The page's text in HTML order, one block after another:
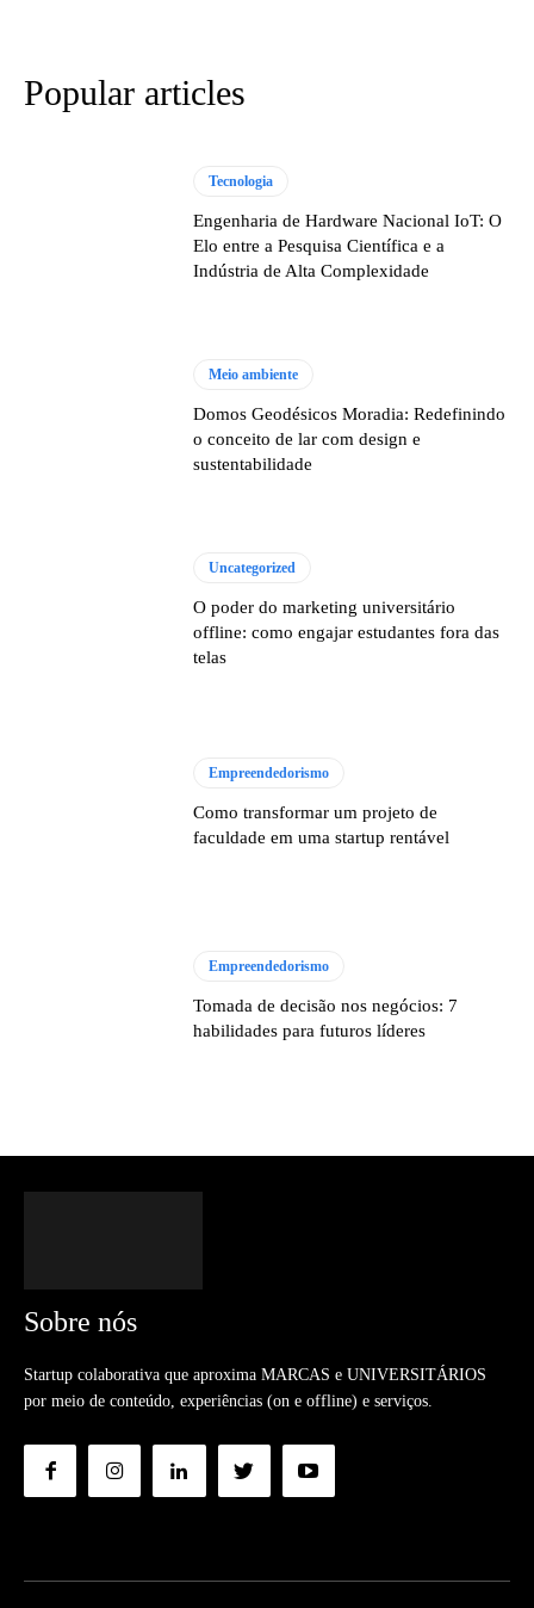
Popular articles
Tecnologia
Engenharia de Hardware Nacional IoT: O
Elo entre a Pesquisa Científica e a
Indústria de Alta Complexidade
Meio ambiente
Domos Geodésicos Moradia: Redefinindo
o conceito de lar com design e
sustentabilidade
Uncategorized
O poder do marketing universitário
offline: como engajar estudantes fora das
telas
Empreendedorismo
Como transformar um projeto de
faculdade em uma startup rentável
Empreendedorismo
Tomada de decisão nos negócios: 7
habilidades para futuros líderes
Sobre nós
Startup colaborativa que aproxima MARCAS e UNIVERSITÁRIOS
por meio de conteúdo, experiências (on e offline) e serviços.